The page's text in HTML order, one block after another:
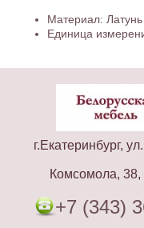
Материал: Латунь
Единица
г.Екатеринбург,
Комсомола, 38,
+7 (343)